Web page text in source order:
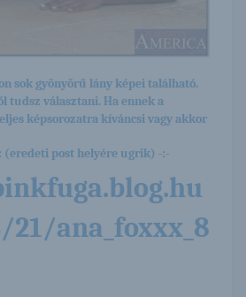
sok gyönyörű lány képei található.
tudsz választani. Ha ennek a
képsorozatra kíváncsi vagy akkor
post helyére ugrik) -:-
ana_foxxx_8